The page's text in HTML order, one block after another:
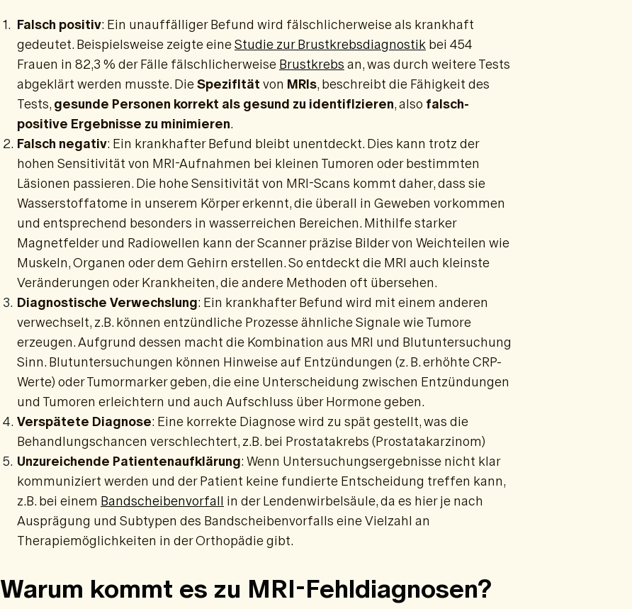
Falsch positiv: Ein unauffälliger Befund wird fälschlicherweise als krankhaft
gedeutet. Beispielsweise zeigte eineStudie zur Brustkrebsdiagnostikbei 454
Frauen in 82,3 % der Fälle fälschlicherweiseBrustkrebsan, was durch weitere Tests
abgeklärt werden musste. DieSpezifitätvon MRIs, beschreibt die Fähigkeit des
Tests,gesunde Personen korrekt als gesund zu identifizieren, also falsch-
positive Ergebnisse zu minimieren.
Falsch negativ: Ein krankhafter Befund bleibt unentdeckt. Dies kann trotz der
hohen Sensitivität von MRI-Aufnahmen bei kleinen Tumoren oder bestimmten
Läsionen passieren. Die hohe Sensitivität von MRI-Scans kommt daher, dass sie
Wasserstoffatome in unserem Körper erkennt, die überall in Geweben vorkommen
und entsprechend besonders in wasserreichen Bereichen. Mithilfe starker
Magnetfelder und Radiowellen kann der Scanner präzise Bilder von Weichteilen wie
Muskeln, Organen oder dem Gehirn erstellen. So entdeckt die MRI auch kleinste
Veränderungen oder Krankheiten, die andere Methoden oft übersehen.
Diagnostische Verwechslung: Ein krankhafter Befund wird mit einem anderen
verwechselt, z.B. können entzündliche Prozesse ähnliche Signale wie Tumore
erzeugen. Aufgrund dessen macht die Kombination aus MRI und Blutuntersuchung
Sinn. Blutuntersuchungen können Hinweise auf Entzündungen (z. B. erhöhte CRP-
Werte) oder Tumormarker geben, die eine Unterscheidung zwischen Entzündungen
und Tumoren erleichtern und auch Aufschluss über Hormone geben.
Verspätete Diagnose: Eine korrekte Diagnose wird zu spät gestellt, was die
Behandlungschancen verschlechtert, z.B. bei Prostatakrebs (Prostatakarzinom)
Unzureichende Patientenaufklärung: Wenn Untersuchungsergebnisse nicht klar
kommuniziert werden und der Patient keine fundierte Entscheidung treffen kann,
z.B. bei einem Bandscheibenvorfall in der Lendenwirbelsäule, da es hier je nach
Ausprägung und Subtypen des Bandscheibenvorfalls eine Vielzahl an
Therapiemöglichkeiten in der Orthopädie gibt.
Warum kommt es zu MRI-Fehldiagnosen?